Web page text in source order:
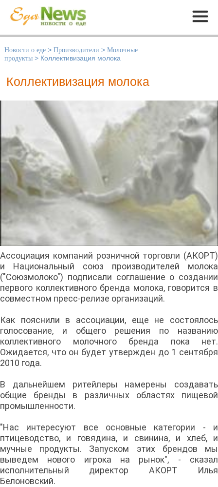
Меню
Новости о еде > Производители > Молочные
продукты > Коллективизация молока
Коллективизация молока
Ассоциация компаний розничной торговли (АКОРТ)
и Национальный союз производителей молока
("Союзмолоко") подписали соглашение о создании
первого коллективного бренда молока, говорится в
совместном пресс-релизе организаций.
Как пояснили в ассоциации, еще не состоялось
голосование, и общего решения по названию
коллективного молочного бренда пока нет.
Ожидается, что он будет утвержден до 1 сентября
2010 года.
В дальнейшем ритейлеры намерены создавать
общие бренды в различных областях пищевой
промышленности.
"Нас интересуют все основные категории - и
птицеводство, и говядина, и свинина, и хлеб, и
мучные продукты. Запуском этих брендов мы
выведем нового игрока на рынок", - сказал
исполнительный директор АКОРТ Илья
Белоновский.